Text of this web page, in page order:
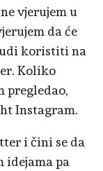
vjerujem u
da će
koristiti na
Koliko
pregledao,
Instagram.
i čini se da
idejama pa